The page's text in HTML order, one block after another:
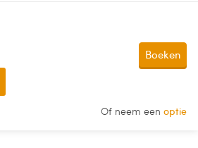
Boeken
Of neem een optie